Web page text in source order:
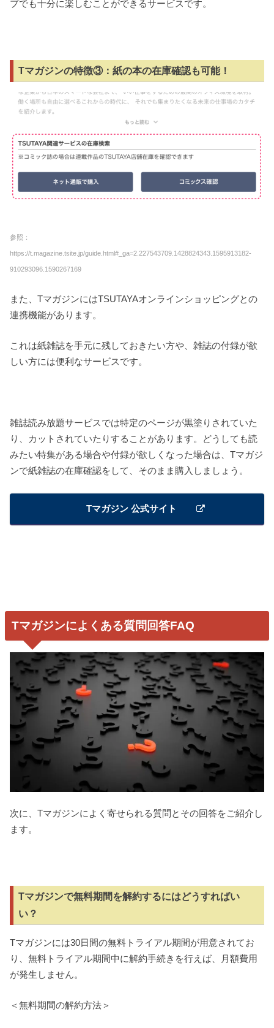
プでも十分に楽しむことができるサービスです。
Tマガジンの特徴③：紙の本の在庫確認も可能！
参照：
https://t.magazine.tsite.jp/guide.html#_ga=2.227543709.1428824343.1595913182-
910293096.1590267169
また、TマガジンにはTSUTAYAオンラインショッピングとの
連携機能があります。
これは紙雑誌を手元に残しておきたい方や、雑誌の付録が欲
しい方には便利なサービスです。
雑誌読み放題サービスでは特定のページが黒塗りされていた
り、カットされていたりすることがあります。どうしても読
みたい特集がある場合や付録が欲しくなった場合は、Tマガジ
ンで紙雑誌の在庫確認をして、そのまま購入しましょう。
Tマガジン 公式サイト
Tマガジンによくある質問回答FAQ
次に、Tマガジンによく寄せられる質問とその回答をご紹介し
ます。
Tマガジンで無料期間を解約するにはどうすればい
い？
Tマガジンには30日間の無料トライアル期間が用意されてお
り、無料トライアル期間中に解約手続きを行えば、月額費用
が発生しません。
＜無料期間の解約方法＞